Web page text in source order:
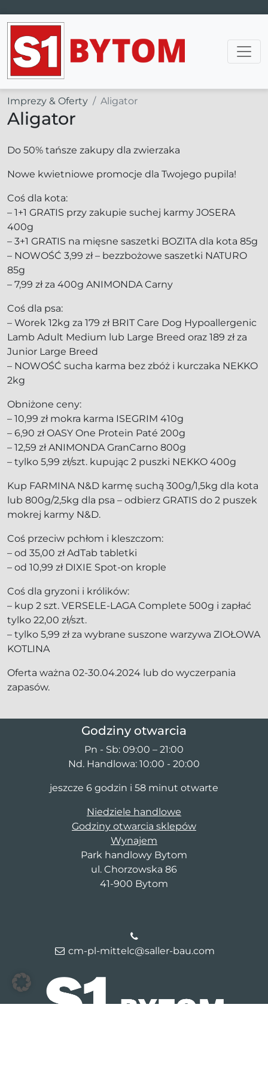
Main Navigation
Imprezy & Oferty Aligator
Aligator
Do 50% tańsze zakupy dla zwierzaka
Nowe kwietniowe promocje dla Twojego pupila!
Coś dla kota:
– 1+1 GRATIS przy zakupie suchej karmy JOSERA
400g
– 3+1 GRATIS na mięsne saszetki BOZITA dla kota 85g
– NOWOŚĆ 3,99 zł – bezzbożowe saszetki NATURO
85g
– 7,99 zł za 400g ANIMONDA Carny
Coś dla psa:
– Worek 12kg za 179 zł BRIT Care Dog Hypoallergenic
Lamb Adult Medium lub Large Breed oraz 189 zł za
Junior Large Breed
– NOWOŚĆ sucha karma bez zbóż i kurczaka NEKKO
2kg
Obniżone ceny:
– 10,99 zł mokra karma ISEGRIM 410g
– 6,90 zł OASY One Protein Paté 200g
– 12,59 zł ANIMONDA GranCarno 800g
– tylko 5,99 zł/szt. kupując 2 puszki NEKKO 400g
Kup FARMINA N&D karmę suchą 300g/1,5kg dla kota
lub 800g/2,5kg dla psa – odbierz GRATIS do 2 puszek
mokrej karmy N&D.
Coś przeciw pchłom i kleszczom:
– od 35,00 zł AdTab tabletki
– od 10,99 zł DIXIE Spot-on krople
Coś dla gryzoni i królików:
– kup 2 szt. VERSELE-LAGA Complete 500g i zapłać
tylko 22,00 zł/szt.
– tylko 5,99 zł za wybrane suszone warzywa ZIOŁOWA
KOTLINA
Oferta ważna 02-30.04.2024 lub do wyczerpania
zapasów.
Godziny otwarcia
Pn - Sb: 09:00 – 21:00
Nd. Handlowa: 10:00 - 20:00
jeszcze 6 godzin i 58 minut otwarte
Niedziele handlowe
Godziny otwarcia sklepów
Wynajem
Park handlowy Bytom
ul. Chorzowska 86
41-900 Bytom
cm-pl-mittelc@saller-bau.com